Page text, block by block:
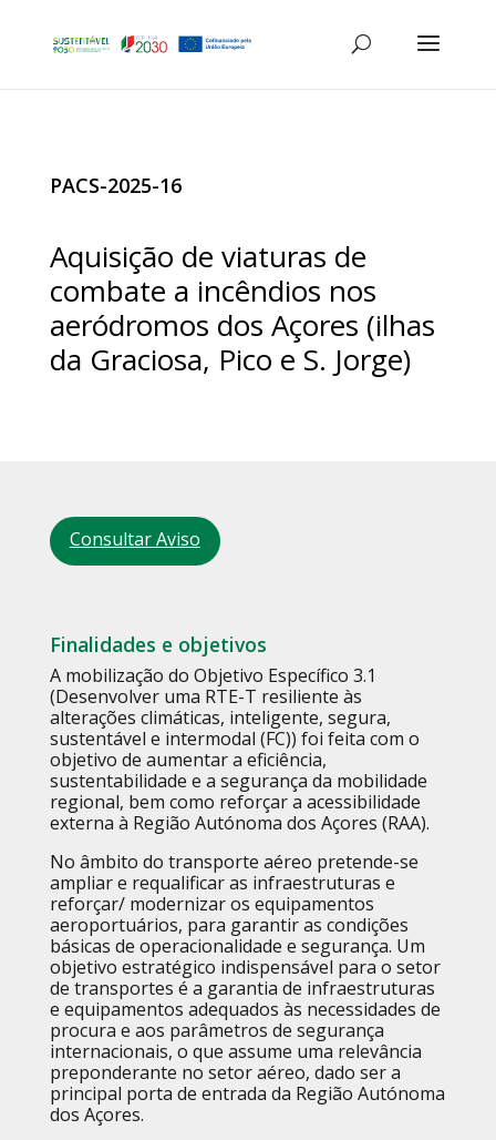
PACS-2025-16
Aquisição de viaturas de
combate a incêndios nos
aeródromos dos Açores (ilhas
da Graciosa, Pico e S. Jorge)
Consultar Aviso
Finalidades e objetivos
A mobilização do Objetivo Específico 3.1
(Desenvolver uma RTE-T resiliente às
alterações climáticas, inteligente, segura,
sustentável e intermodal (FC)) foi feita com o
objetivo de aumentar a eficiência,
sustentabilidade e a segurança da mobilidade
regional, bem como reforçar a acessibilidade
externa à Região Autónoma dos Açores (RAA).
No âmbito do transporte aéreo pretende-se
ampliar e requalificar as infraestruturas e
reforçar/ modernizar os equipamentos
aeroportuários, para garantir as condições
básicas de operacionalidade e segurança. Um
objetivo estratégico indispensável para o setor
de transportes é a garantia de infraestruturas
e equipamentos adequados às necessidades de
procura e aos parâmetros de segurança
internacionais, o que assume uma relevância
preponderante no setor aéreo, dado ser a
principal porta de entrada da Região Autónoma
dos Açores.